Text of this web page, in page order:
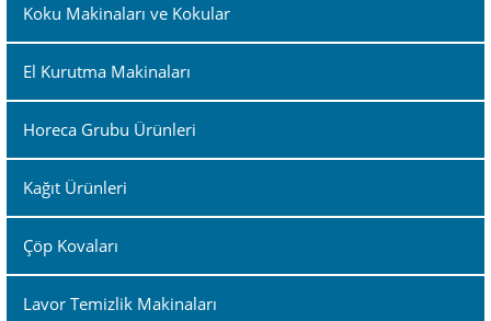
Koku Makinaları ve Kokular
El Kurutma Makinaları
Horeca Grubu Ürünleri
Kağıt Ürünleri
Çöp Kovaları
Lavor Temizlik Makinaları